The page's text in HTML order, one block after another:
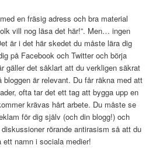
en fräsig adress och bra material
vill nog läsa det här!”. Men… ingen
är i det här skedet du måste lära dig
på Facebook och Twitter och börja
gäller det såklart att du verkligen säkrat
bloggen är relevant. Du får räkna med att
ofta tar det ett tag att bygga upp en
krävas hårt arbete. Du måste se
för dig själv (och din blogg!) och
rörande antirasism så att du
namn i sociala medier!